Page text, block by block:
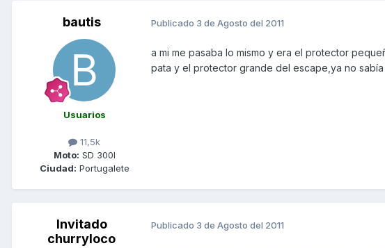
bautis
Usuarios
11,5k
Moto: SD 300I
Ciudad: Portugalete
Publicado 3 de Agosto del 2011
a mi me pasaba lo mismo y era el protector
pata y el protector grande del escape,ya no
Invitado
churryloco
Publicado 3 de Agosto del 2011